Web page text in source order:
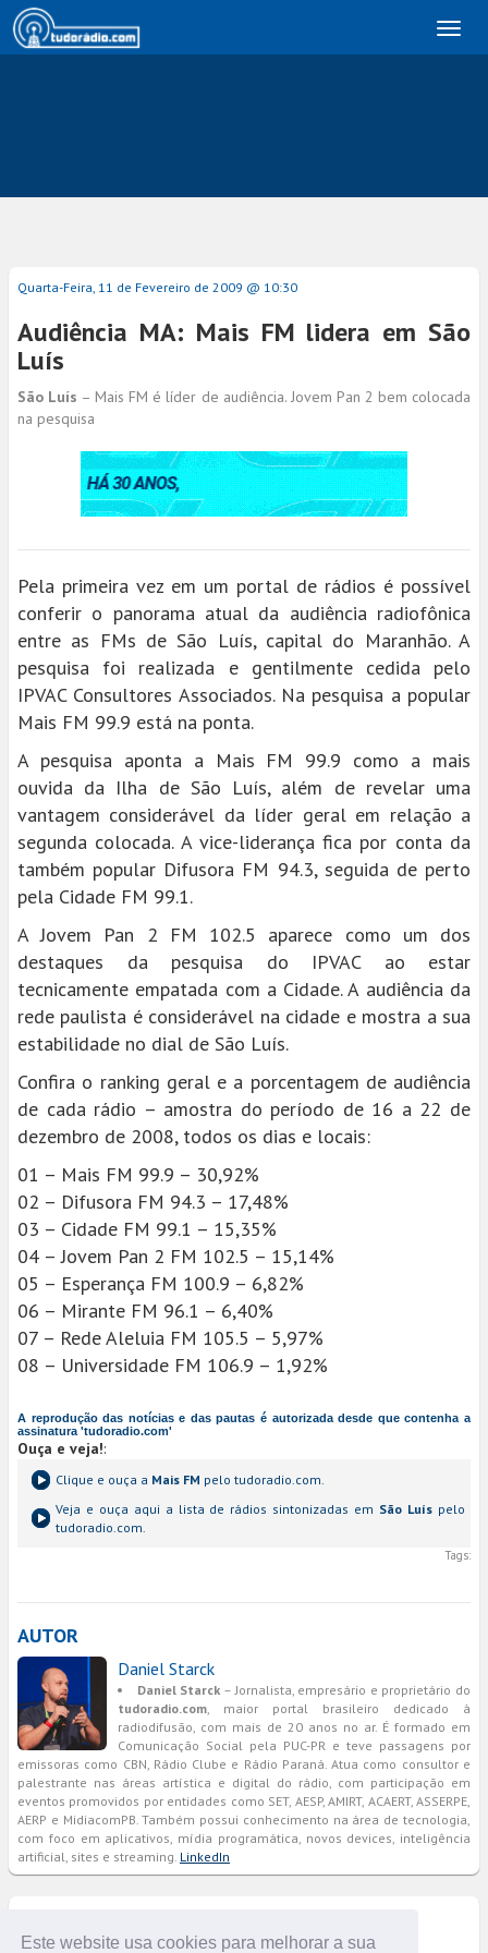
Este website usa cookies para melhorar a sua
Quarta-Feira, 11 de Fevereiro de 2009 @ 10:30
Audiência MA: Mais FM lidera em São
Luís
São Luís – Mais FM é líder de audiência. Jovem Pan 2 bem colocada
na pesquisa
Pela primeira vez em um portal de rádios é possível
conferir o panorama atual da audiência radiofônica
entre as FMs de São Luís, capital do Maranhão. A
pesquisa foi realizada e gentilmente cedida pelo
IPVAC Consultores Associados. Na pesquisa a popular
Mais FM 99.9 está na ponta.
A pesquisa aponta a Mais FM 99.9 como a mais
ouvida da Ilha de São Luís, além de revelar uma
vantagem considerável da líder geral em relação a
segunda colocada. A vice-liderança fica por conta da
também popular Difusora FM 94.3, seguida de perto
pela Cidade FM 99.1.
A Jovem Pan 2 FM 102.5 aparece como um dos
destaques da pesquisa do IPVAC ao estar
tecnicamente empatada com a Cidade. A audiência da
rede paulista é considerável na cidade e mostra a sua
estabilidade no dial de São Luís.
Confira o ranking geral e a porcentagem de audiência
de cada rádio – amostra do período de 16 a 22 de
dezembro de 2008, todos os dias e locais:
01 – Mais FM 99.9 – 30,92%
02 – Difusora FM 94.3 – 17,48%
03 – Cidade FM 99.1 – 15,35%
04 – Jovem Pan 2 FM 102.5 – 15,14%
05 – Esperança FM 100.9 – 6,82%
06 – Mirante FM 96.1 – 6,40%
07 – Rede Aleluia FM 105.5 – 5,97%
08 – Universidade FM 106.9 – 1,92%
A reprodução das notícias e das pautas é autorizada desde que contenha a
assinatura 'tudoradio.com'
Ouça e veja!:
Clique e ouça a Mais FM pelo tudoradio.com.
Veja e ouça aqui a lista de rádios sintonizadas em São Luís pelo
tudoradio.com.
Tags:
AUTOR
Daniel Starck
Daniel Starck – Jornalista, empresário e proprietário do
tudoradio.com, maior portal brasileiro dedicado à
radiodifusão, com mais de 20 anos no ar. É formado em
Comunicação Social pela PUC-PR e teve passagens por
emissoras como CBN, Rádio Clube e Rádio Paraná. Atua como consultor e
palestrante nas áreas artística e digital do rádio, com participação em
eventos promovidos por entidades como SET, AESP, AMIRT, ACAERT, ASSERPE,
AERP e MidiacomPB. Também possui conhecimento na área de tecnologia,
com foco em aplicativos, mídia programática, novos devices, inteligência
artificial, sites e streaming. LinkedIn